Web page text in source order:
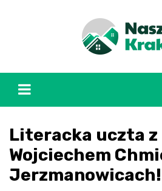
Literacka uczta z
Wojciechem
Jerzmanowicach!